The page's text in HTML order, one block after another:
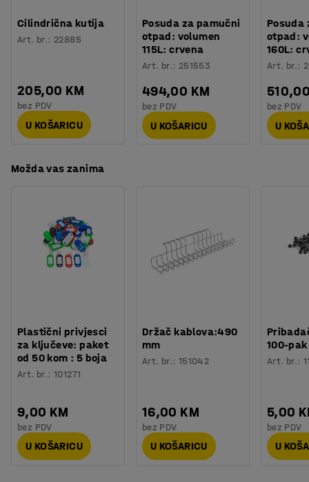
Cilindrična kutija
Art. br.: 22885
205,00 KM
bez PDV
U KOŠARICU
Posuda za pamučni
otpad: volumen
115L: crvena
Art. br.: 251553
494,00 KM
bez PDV
U KOŠARICU
Posuda
otpad:
160L:
Art. br.:
bez PDV
U
Možda vas zanima
Plastični privjesci
za ključeve: paket
od 50 kom : 5 boja
Art. br.:101271
9,00 KM
bez PDV
U KOŠARICU
Držač kablova:490
mm
Art. br.: 151042
16,00 KM
bez PDV
U KOŠARICU
100-pak
Art. br.:
5,00
bez PDV
U